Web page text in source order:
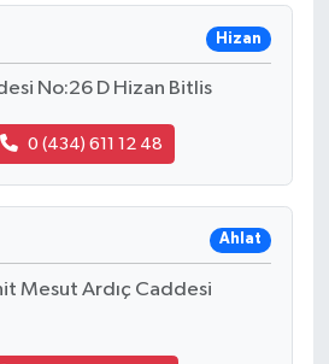
Hizan
No:26 D Hizan Bitlis
0 (434) 611 12 48
Ahlat
Mesut Ardıç Caddesi